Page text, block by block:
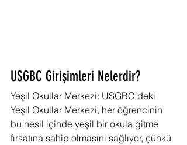
USGBC Girişimleri Nelerdir?
Yeşil Okullar Merkezi: USGBC'deki
Yeşil Okullar Merkezi, her öğrencinin
bu nesil içinde yeşil bir okula gitme
fırsatına sahip olmasını sağlıyor, çünkü